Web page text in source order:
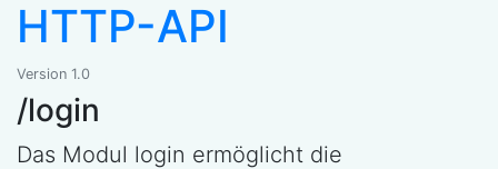
HTTP-API
Version 1.0
/login
Das Modul login ermöglicht die